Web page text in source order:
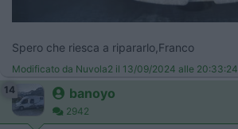
Spero che riesca a ripararlo,Franco
Modificato da Nuvola2 il 13/09/2024 alle 20:33:24
14
banoyo
2942